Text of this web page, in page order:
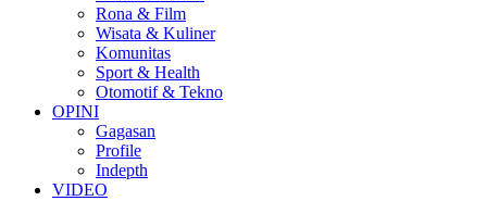
Rona & Film
Wisata & Kuliner
Komunitas
Sport & Health
Otomotif & Tekno
OPINI
Gagasan
Profile
Indepth
VIDEO